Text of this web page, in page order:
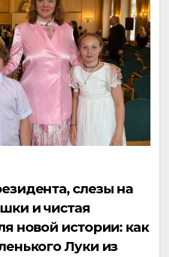
слезы на
и чистая
новой истории: как
Луки из